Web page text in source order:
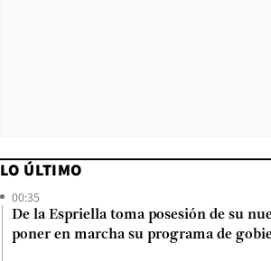
LO ÚLTIMO
00:35
De la Espriella toma posesión de su
poner en marcha su programa de